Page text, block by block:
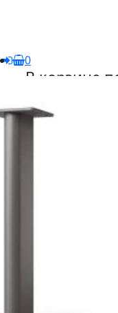
0
В корзине
Загляните в